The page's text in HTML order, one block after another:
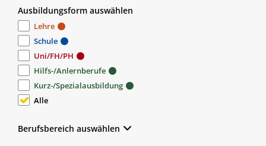
Ausbildungsform auswählen
Lehre
Schule
Uni/FH/PH
Hilfs-/Anlernberufe
Kurz-/Spezialausbildung
Alle
Berufsbereich auswählen